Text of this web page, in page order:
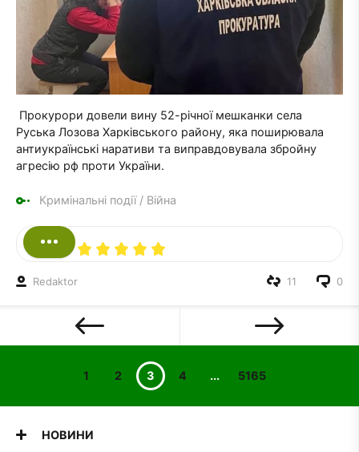
Прокурори довели вину 52-річної мешканки села
Руська Лозова Харківського району, яка поширювала
антиукраїнські наративи та виправдовувала збройну
агресію рф проти України.
Кримінальні події/ Війна
Redaktor 0
11
1 2 3 4 ... 5165
НОВИНИ